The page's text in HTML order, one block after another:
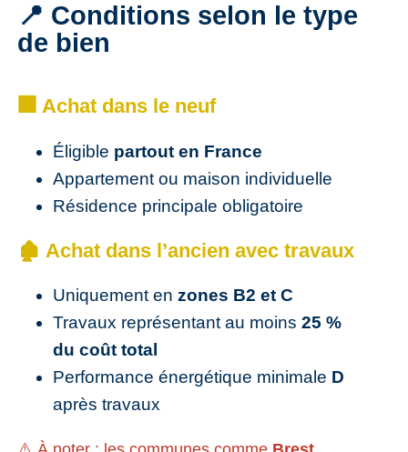
📍 Conditions selon le type
de bien
🏢 Achat dans le neuf
Éligible partout en France
Appartement ou maison individuelle
Résidence principale obligatoire
🏚️ Achat dans l’ancien avec travaux
Uniquement en zones B2 et C
Travaux représentant au moins 25 %
du coût total
Performance énergétique minimale D
après travaux